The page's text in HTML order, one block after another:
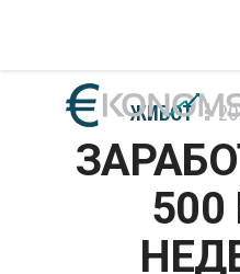
АКТУЕЛНО
ЕКОНОМИЈА
ФИНАНСИИ
ЖИВОТ
500